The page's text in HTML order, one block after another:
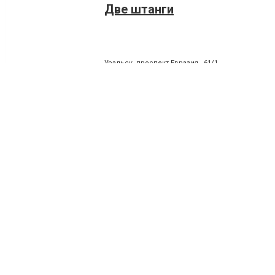
Две штанги
Уральск, проспект Евразия , 61/1